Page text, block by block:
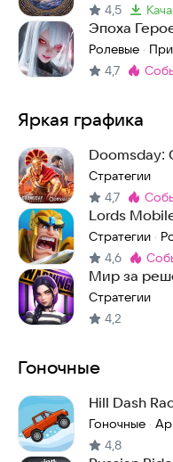
4,5 Метка:
Эпоха
Ролевые ·
4,7 Метка:
Яркая графика
Doomsday:
Стратегии
4,7 Метка:
Lords
Стратегии ·
4,6 Метка:
Мир за
Стратегии
4,2
Гоночные
Hill Dash
Гоночные ·
4,8